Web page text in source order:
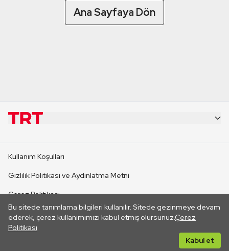
Ana Sayfaya Dön
Bu sitede tanımlama bilgileri kullanılır. Sitede gezinmeye devam
ederek, çerez kullanımımızı kabul etmiş olursunuz.Çerez
Politikası
Kabul et
CANLI YAYINLAR
Kullanım Koşulları
Gizlilik Politikası ve Aydınlatma Metni
Çerez Politikası
İletişim
Her hakkı saklıdır. ©2026 TRT. Bağlantı yoluyla gidilen dış